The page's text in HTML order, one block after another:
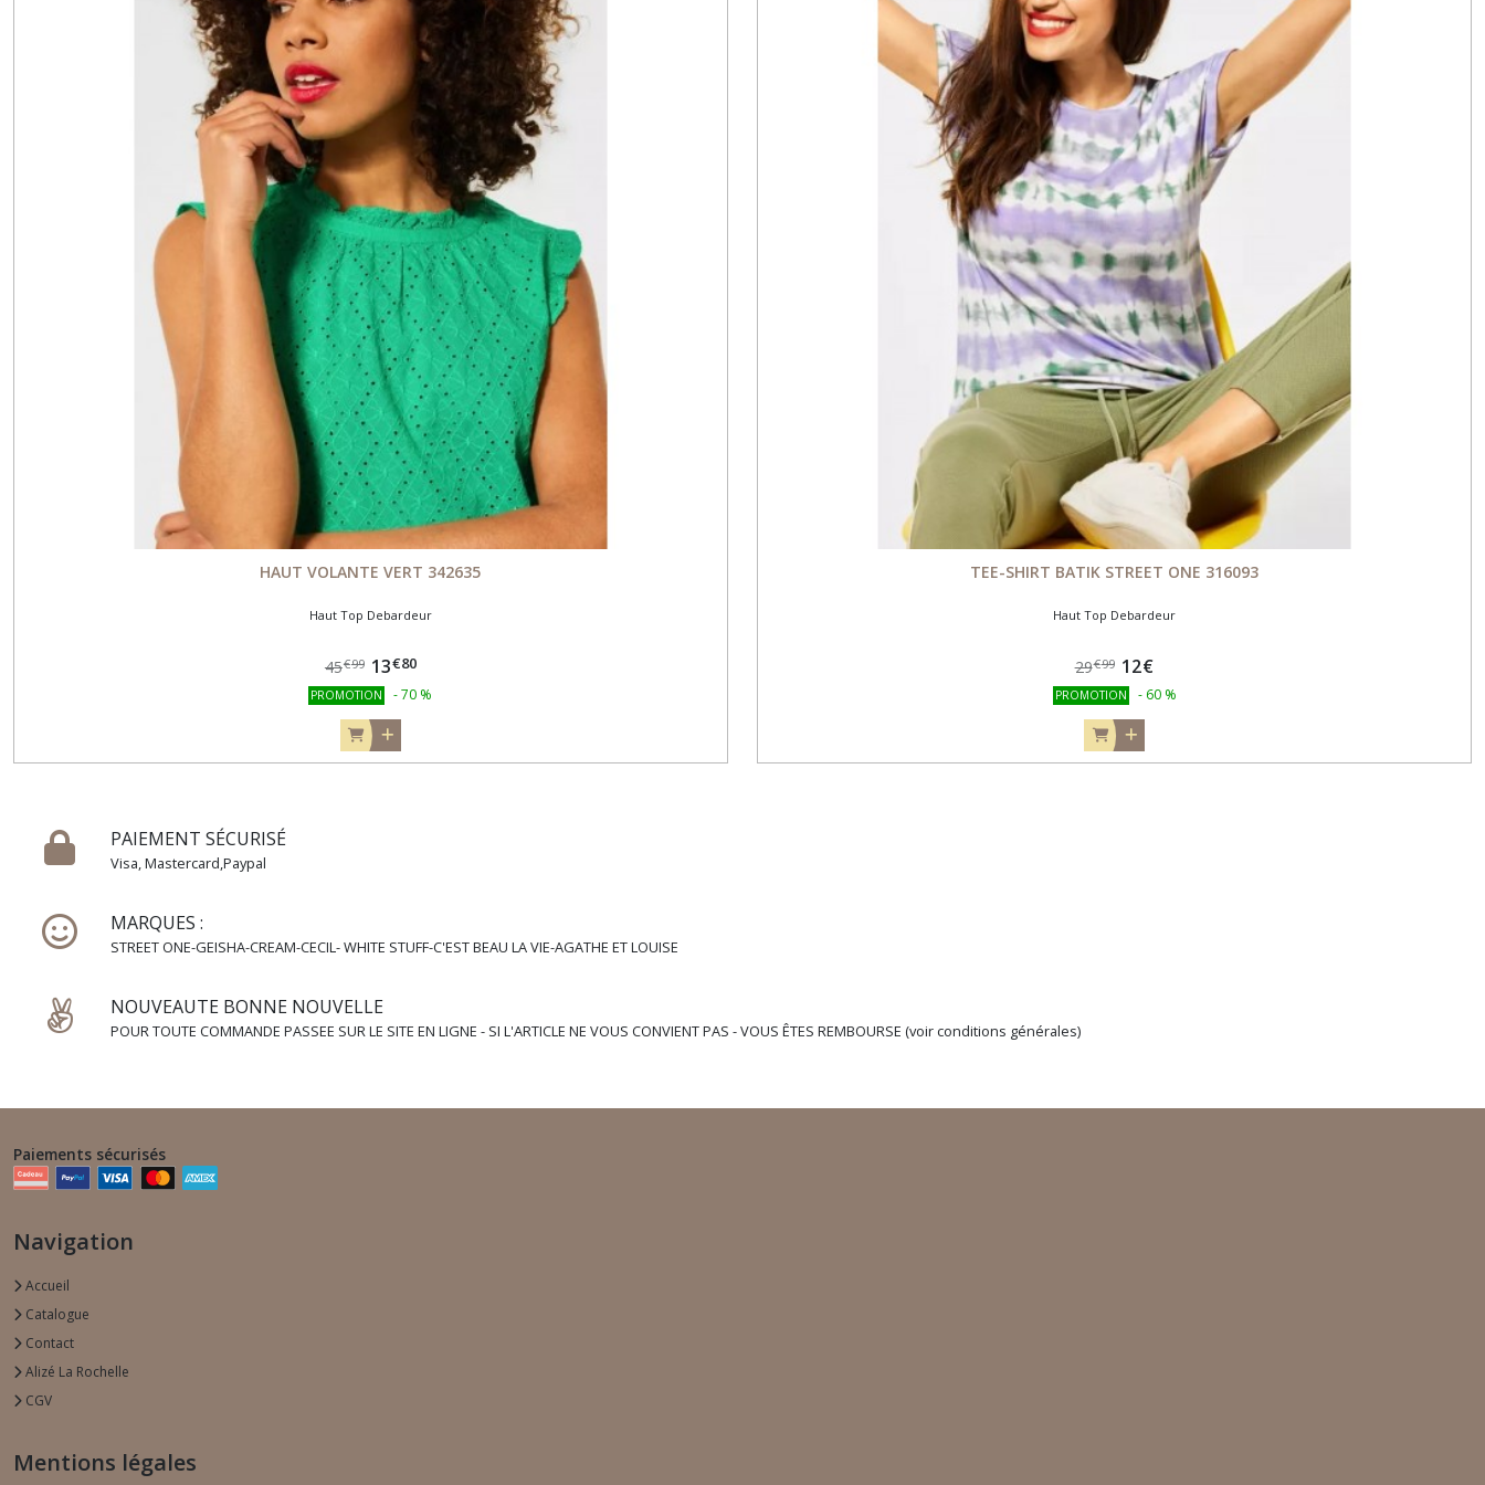
HAUT VOLANTE VERT 342635
Haut Top Debardeur
45€99 13€80
PROMOTION -70 %
TEE-SHIRT BATIK STREET ONE 316093
Haut Top Debardeur
29€99 12€
PROMOTION - 60 %
PAIEMENT SÉCURISÉ
Visa, Mastercard,Paypal
MARQUES :
STREET ONE-GEISHA-CREAM-CECIL- WHITE STUFF-C'EST BEAU LA VIE-AGATHE ET LOUISE
NOUVEAUTE BONNE NOUVELLE
POUR TOUTE COMMANDE PASSEE SUR LE SITE EN LIGNE - SI L'ARTICLE NE VOUS CONVIENT PAS - VOUS ÊTES REMBOURSE (voir conditions générales)
Paiements sécurisés
Navigation
Accueil
Catalogue
Contact
Alizé La Rochelle
CGV
Mentions légales